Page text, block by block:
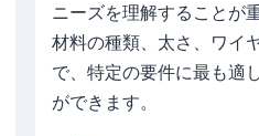
ニーズを理解することが
材料の種類、太さ、ワイ
で、特定の要件に最も適
ができます。